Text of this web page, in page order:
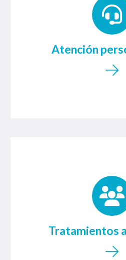
Atención
Ofrecemos una atención
trato cercano a cada
pacientes. Nos
conocer tus
asegurándonos de que
experiencia
Tratamientos
Cada paciente es único,
tratamientos adaptados
específicas.
personalizados te